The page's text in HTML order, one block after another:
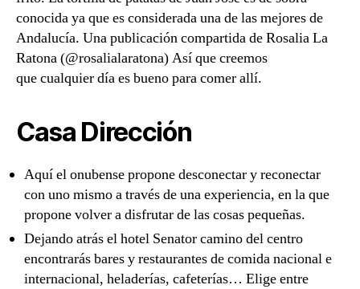
conocida ya que es considerada una de las mejores de
Andalucía. Una publicación compartida de Rosalia La
Ratona (@rosalialaratona) Así que creemos
que cualquier día es bueno para comer allí.
Casa Dirección
Aquí el onubense propone desconectar y reconectar
con uno mismo a través de una experiencia, en la que
propone volver a disfrutar de las cosas pequeñas.
Dejando atrás el hotel Senator camino del centro
encontrarás bares y restaurantes de comida nacional e
internacional, heladerías, cafeterías… Elige entre